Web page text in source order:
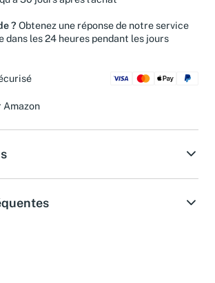
30 jours après l'achat
?Obtenez une réponse de notre service
dans les 24 heures pendant les jours